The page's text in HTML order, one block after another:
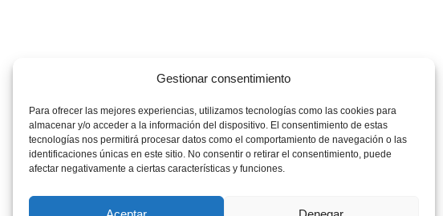
Gestionar consentimiento
Para ofrecer las mejores experiencias, utilizamos tecnologías como las cookies para
almacenar y/o acceder a la información del dispositivo. El consentimiento de estas
tecnologías nos permitirá procesar datos como el comportamiento de navegación o las
identificaciones únicas en este sitio. No consentir o retirar el consentimiento, puede
afectar negativamente a ciertas características y funciones.